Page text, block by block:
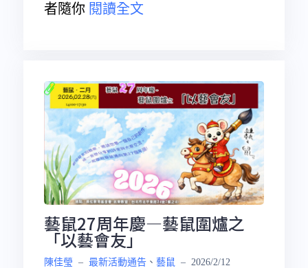
者隨你 閱讀全文
藝鼠27周年慶—藝鼠圍爐之
「以藝會友」
陳佳瑩 – 最新活動通告 、 藝鼠 – 2026/2/12